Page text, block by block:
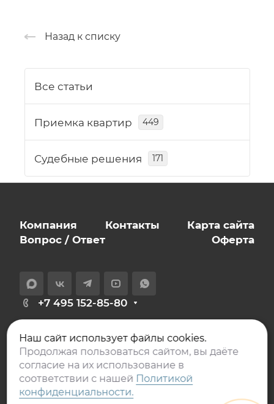
Назад к списку
Все статьи
Приемка квартир 449
Судебные решения 171
Компания Контакты
Карта сайта
Вопрос / Ответ
Оферта
+7 495 152-85-80
129626, Москва,
проспект Мира, дом 106, офис 401
Наш сайт использует файлы cookies.
Продолжая пользоваться сайтом, вы даёте
согласие на их использование в
соответствии с нашей Политикой
конфиденциальности.